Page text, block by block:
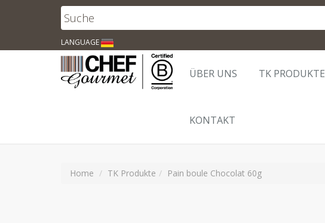
LANGUAGE
ÜBER UNS TK PRODUKTE
KONTAKT
Home TK Produkte Pain boule Chocolat 60g